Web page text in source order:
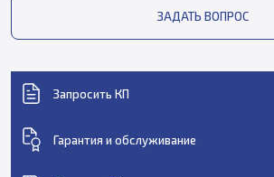
ЗАДАТЬ ВОПРОС
Запросить КП
Гарантия и обслуживание